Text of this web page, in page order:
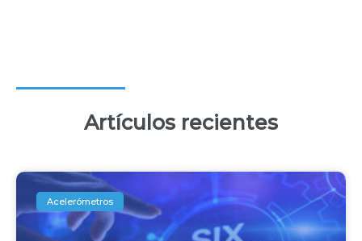
Artículos recientes
Acelerómetros